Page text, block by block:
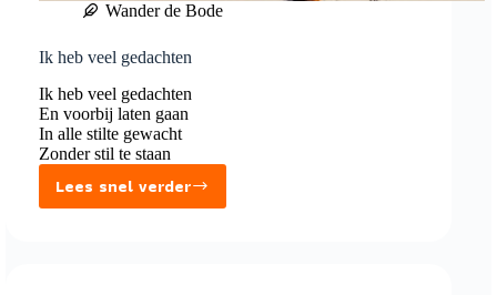
Wander de Bode
Ik heb veel gedachten
Ik heb veel gedachten
En voorbij laten gaan
In alle stilte gewacht
Zonder stil te staan
Lees snel verder
Ik